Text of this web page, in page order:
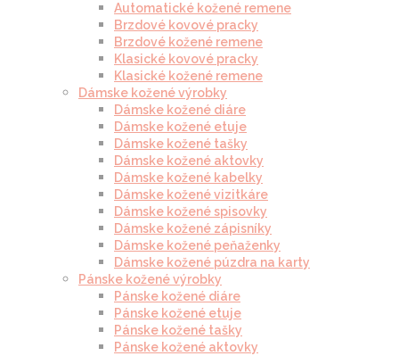
Automatické kožené remene
Brzdové kovové pracky
Brzdové kožené remene
Klasické kovové pracky
Klasické kožené remene
Dámske kožené výrobky
Dámske kožené diáre
Dámske kožené etuje
Dámske kožené tašky
Dámske kožené aktovky
Dámske kožené kabelky
Dámske kožené vizitkáre
Dámske kožené spisovky
Dámske kožené zápisníky
Dámske kožené peňaženky
Dámske kožené púzdra na karty
Pánske kožené výrobky
Pánske kožené diáre
Pánske kožené etuje
Pánske kožené tašky
Pánske kožené aktovky